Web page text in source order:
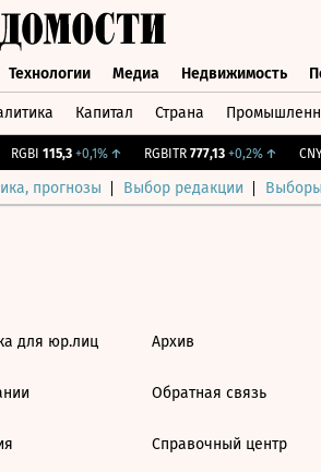
Технологии Медиа Недвижимость
Капитал Страна
RGBI 115,3 +0,1%↑ RGBITR 777,13 +0,2%↑
прогнозы Выбор редакции
для юр.лиц Архив
Обратная связь
Справочный центр